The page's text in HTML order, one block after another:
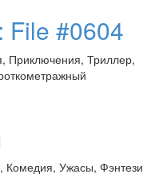
File #0604
Приключения, Триллер,
Ужасы, Фэнтези